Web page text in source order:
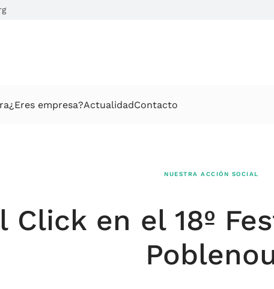
¿Eres empresa?ActualidadContacto
NUESTRA ACCIÓN SOCIAL
Click en el 18º